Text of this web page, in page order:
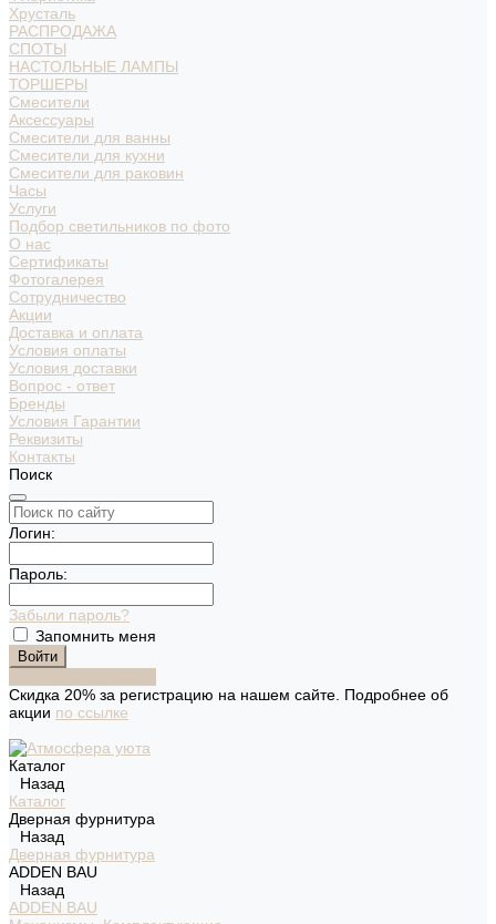
Хрусталь
РАСПРОДАЖА
СПОТЫ
НАСТОЛЬНЫЕ ЛАМПЫ
ТОРШЕРЫ
Смесители
Аксессуары
Смесители для ванны
Смесители для кухни
Смесители для раковин
Часы
Услуги
Подбор светильников по фото
О нас
Сертификаты
Фотогалерея
Сотрудничество
Акции
Доставка и оплата
Условия оплаты
Условия доставки
Вопрос - ответ
Бренды
Условия Гарантии
Реквизиты
Контакты
Поиск
Логин:
Пароль:
Забыли пароль?
Запомнить меня
Скидка 20% за регистрацию на нашем сайте. Подробнее об
акции по ссылке
Каталог
Назад
Каталог
Дверная фурнитура
Назад
Дверная фурнитура
ADDEN BAU
Назад
ADDEN BAU